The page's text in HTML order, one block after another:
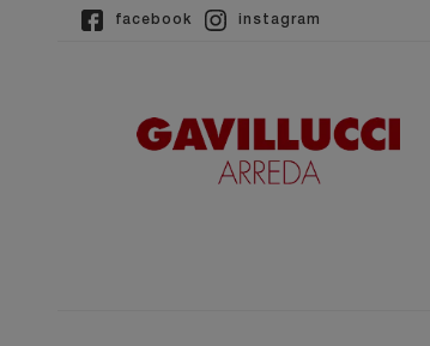
facebook instagram